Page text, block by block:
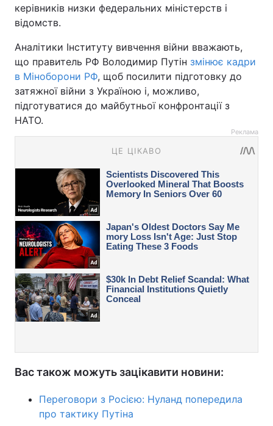
керівників низки федеральних міністерств і
відомств.
Аналітики Інституту вивчення війни вважають,
що правитель РФ Володимир Путін змінює кадри
в Міноборони РФ, щоб посилити підготовку до
затяжної війни з Україною і, можливо,
підготуватися до майбутньої конфронтації з
НАТО.
Реклама
Вас також можуть зацікавити новини:
Переговори з Росією: Нуланд попередила
про тактику Путіна